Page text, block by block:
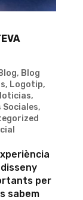
Blog, Blog
, Logotip,
,
Sociales,
per
sabem